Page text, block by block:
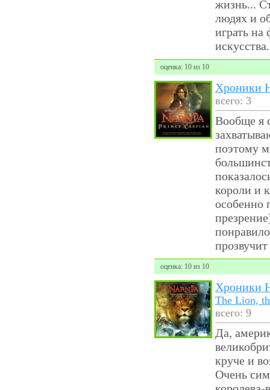
жизнь...
людях и
играть на
оценка: 10 из 10
Хроники
всего: 3
Вообще я
поэтому
короли и
особенно
оценка: 10 из 10
Хроники
The Lion,
всего: 9
Да,
круче и
Очень